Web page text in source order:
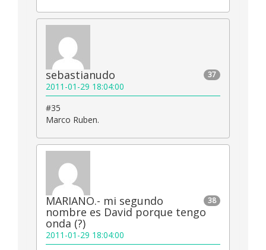
37
sebastianudo
2011-01-29 18:04:00
#35
Marco Ruben.
38
MARIANO.- mi segundo
nombre es David porque tengo
onda (?)
2011-01-29 18:04:00